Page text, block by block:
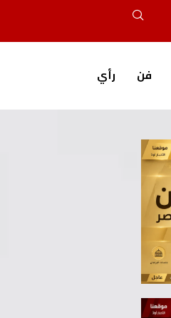
فن رأي